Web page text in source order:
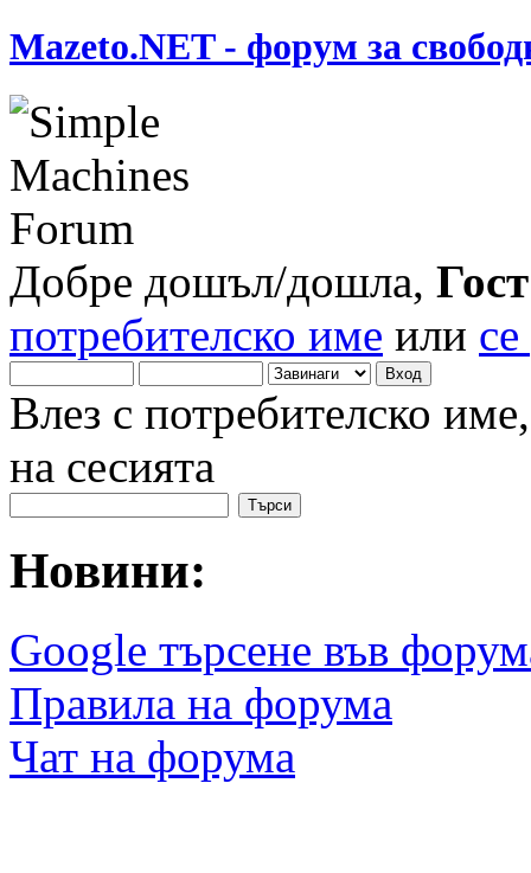
Mazeto.NET - форум за
Добре дошъл/дошла, Гост
потребителско име или
Влез с потребителско
на сесията
Новини:
Google търсене във
Правила на форума
Чат на форума